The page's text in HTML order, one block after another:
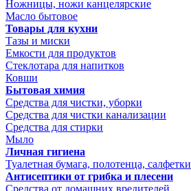
Ножницы, ножи канцелярские
Масло бытовое
Товары для кухни
Тазы и миски
Емкости для продуктов
Стеклотара для напитков
Ковши
Бытовая химия
Средства для чистки, уборки
Средства для чистки канализации
Средства для стирки
Мыло
Личная гигиена
Туалетная бумага, полотенца, салфетки
Антисептики от грибка и плесени
Средства от домашних вредителей